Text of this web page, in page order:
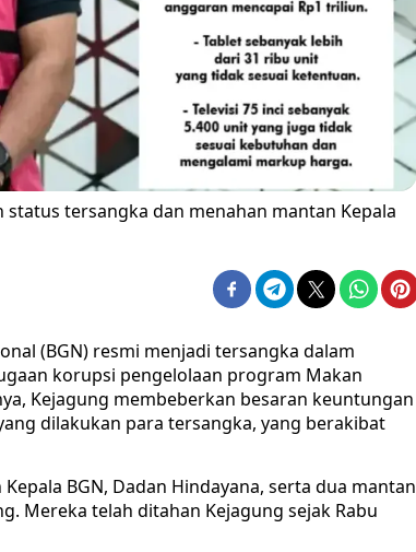
tersangka dan menahan mantan Kepala
(BGN) resmi menjadi tersangka dalam
korupsi pengelolaan program Makan
Kejagung membeberkan besaran keuntungan
dilakukan para tersangka, yang berakibat
BGN, Dadan Hindayana, serta dua mantan
Mereka telah ditahan Kejagung sejak Rabu